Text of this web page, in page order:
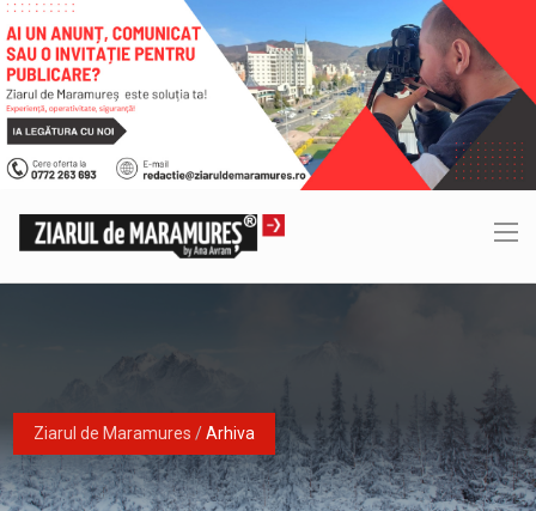
Ziarul de Maramures /Arhiva